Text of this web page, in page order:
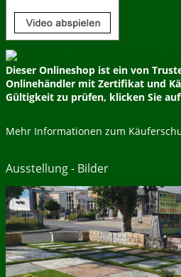
Dieser Onlineshop ist ein von
Onlinehändler mit Zertifikat und
Gültigkeit zu prüfen, klicken Sie
Mehr Informationen zum
Ausstellung - Bilder